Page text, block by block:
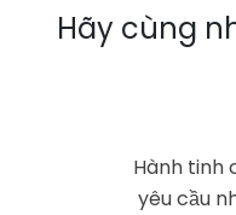
Hãy cùng
Hành tinh
yêu cầu